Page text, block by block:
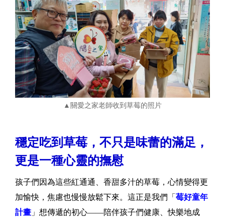
▲關愛之家老師收到草莓的照片
穩定吃到草莓，不只是味蕾的滿足，
更是一種心靈的撫慰
孩子們因為這些紅通通、香甜多汁的草莓，心情變得更
加愉快，焦慮也慢慢放鬆下來。這正是我們「 莓好童年
計畫 」想傳遞的初心——陪伴孩子們健康、快樂地成